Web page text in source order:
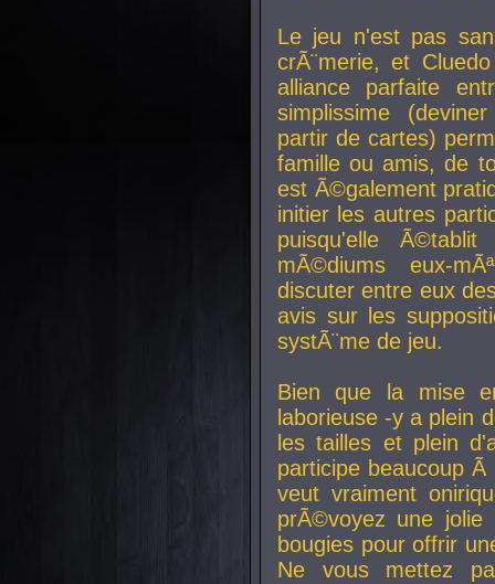
Le jeu n'est pas
crÃ¨merie, et
alliance parfaite
simplissime
partir de cartes)
famille ou amis, de
est Ã©galement
initier les autres
puisqu'elle
mÃ©diums eux-
discuter entre eux
avis sur les
systÃ¨me de jeu.
Bien que la mise
laborieuse -y a plein
les tailles et plein
participe beaucoup
veut vraiment
prÃ©voyez une
bougies pour offrir
Ne vous mettez